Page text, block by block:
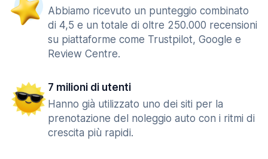
Abbiamo ricevuto un punteggio combinato
di 4,5 e un totale di oltre 250.000 recensioni
su piattaforme come Trustpilot, Google e
Review Centre.
7 milioni di utenti
Hanno già utilizzato uno dei siti per la
prenotazione del noleggio auto con i ritmi di
crescita più rapidi.